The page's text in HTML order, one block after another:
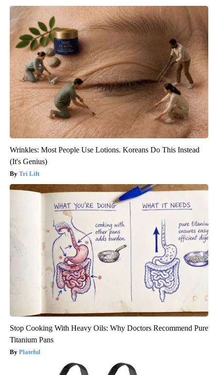
Wrinkles: Most People Use Lotions. Koreans Do This Instead
(It's Genius)
Tri Lift
Stop Cooking With Heavy Oils: Why Doctors Recommend Pure
Titanium Pans
Plateful